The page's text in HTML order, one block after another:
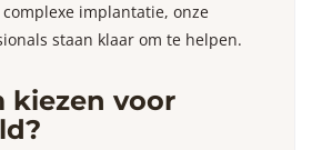
implantatie, onze
staan klaar om te helpen.
kiezen voor